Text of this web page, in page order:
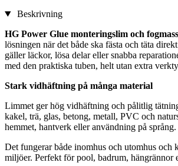
Beskrivning
HG Power Glue monteringslim och
lösningen när det både ska fästa och täta
gäller läckor, lösa delar eller snabba
med den praktiska tuben, helt utan extra
Stark vidhäftning på många material
Limmet ger hög vidhäftning och pålitlig
kakel, trä, glas, betong, metall, PVC och
hemmet, hantverk eller användning på språng.
Det fungerar både inomhus och utomhus och
miljöer. Perfekt för pool, badrum, hängrännor